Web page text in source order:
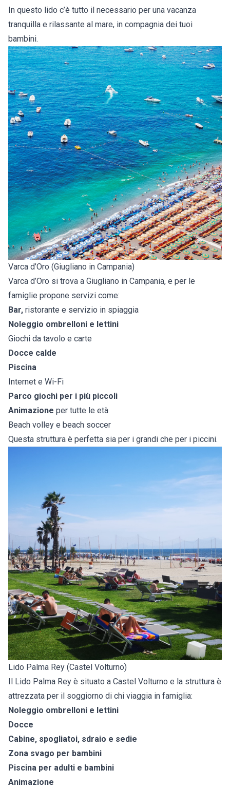
In questo lido c’è tutto il necessario per una vacanza
tranquilla e rilassante al mare, in compagnia dei tuoi
bambini.
Varca d’Oro (Giugliano in Campania)
Varca d’Oro si trova a Giugliano in Campania, e per le
famiglie propone servizi come:
Bar, ristorante e servizio in spiaggia
Noleggio ombrelloni e lettini
Giochi da tavolo e carte
Docce calde
Piscina
Internet e Wi-Fi
Parco giochi per i più piccoli
Animazione per tutte le età
Beach volley e beach soccer
Questa struttura è perfetta sia per i grandi che per i piccini.
Lido Palma Rey (Castel Volturno)
Il Lido Palma Rey è situato a Castel Volturno e la struttura è
attrezzata per il soggiorno di chi viaggia in famiglia:
Noleggio ombrelloni e lettini
Docce
Cabine, spogliatoi, sdraio e sedie
Zona svago per bambini
Piscina per adulti e bambini
Animazione